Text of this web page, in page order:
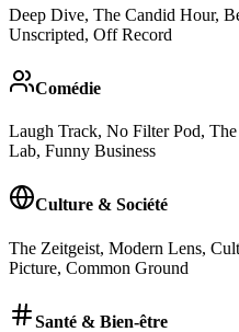
Deep Dive, The Candid Hour,
Unscripted, Off Record
Comédie
Laugh Track, No Filter Pod,
Lab, Funny Business
Culture & Société
The Zeitgeist, Modern Lens,
Picture, Common Ground
Santé & Bien-être